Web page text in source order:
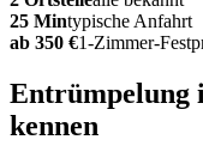
25 Mintypische Anfahrt
ab 350 €1-Zimmer-
Entrümpelung
kennen